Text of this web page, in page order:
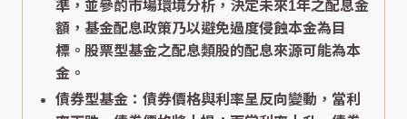
準，並參酌市場環境分析，決定未來1年之配息金
額，基金配息政策乃以避免過度侵蝕本金為目
標。股票型基金之配息類股的配息來源可能為本
金。
債券型基金：債券價格與利率呈反向變動，當利